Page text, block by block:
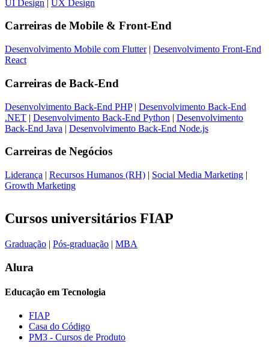
UI Design | UX Design
Carreiras de Mobile & Front-End
Desenvolvimento Mobile com Flutter| Desenvolvimento Front-End
React
Carreiras de Back-End
Desenvolvimento Back-End PHP| Desenvolvimento Back-End
.NET | Desenvolvimento Back-End Python | Desenvolvimento
Back-End Java | Desenvolvimento Back-End Node.js
Carreiras de Negócios
Liderança | Recursos Humanos (RH) | Social Media Marketing |
Growth Marketing
Cursos universitários FIAP
Graduação | Pós-graduação | MBA
Alura
Educação em Tecnologia
FIAP
Casa do Código
PM3 - Cursos de Produto